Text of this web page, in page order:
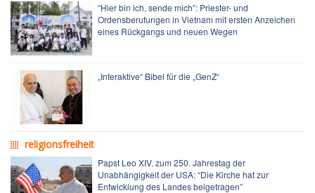
“Hier bin ich, sende mich”: Priester- und
Ordensberufungen in Vietnam mit ersten Anzeichen
eines Rückgangs und neuen Wegen
„Interaktive“ Bibel für die „GenZ“
religionsfreiheit
Papst Leo XIV. zum 250. Jahrestag der
Unabhängigkeit der USA: “Die Kirche hat zur
Entwicklung des Landes beigetragen”